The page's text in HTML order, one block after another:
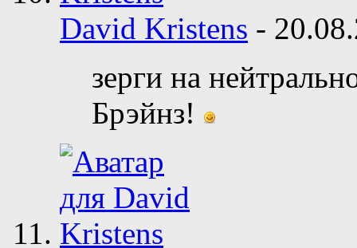
David Kristens -
зерги на
Брэйнз!